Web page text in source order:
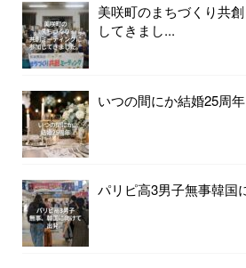
美咲町のまちづくり共
してきまし...
いつの間にか結婚25周年
パリピ高3男子無事韓国